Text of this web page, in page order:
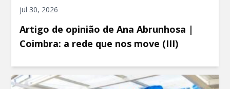
jul 30, 2026
Artigo de opinião de Ana Abrunhosa |
Coimbra: a rede que nos move (III)